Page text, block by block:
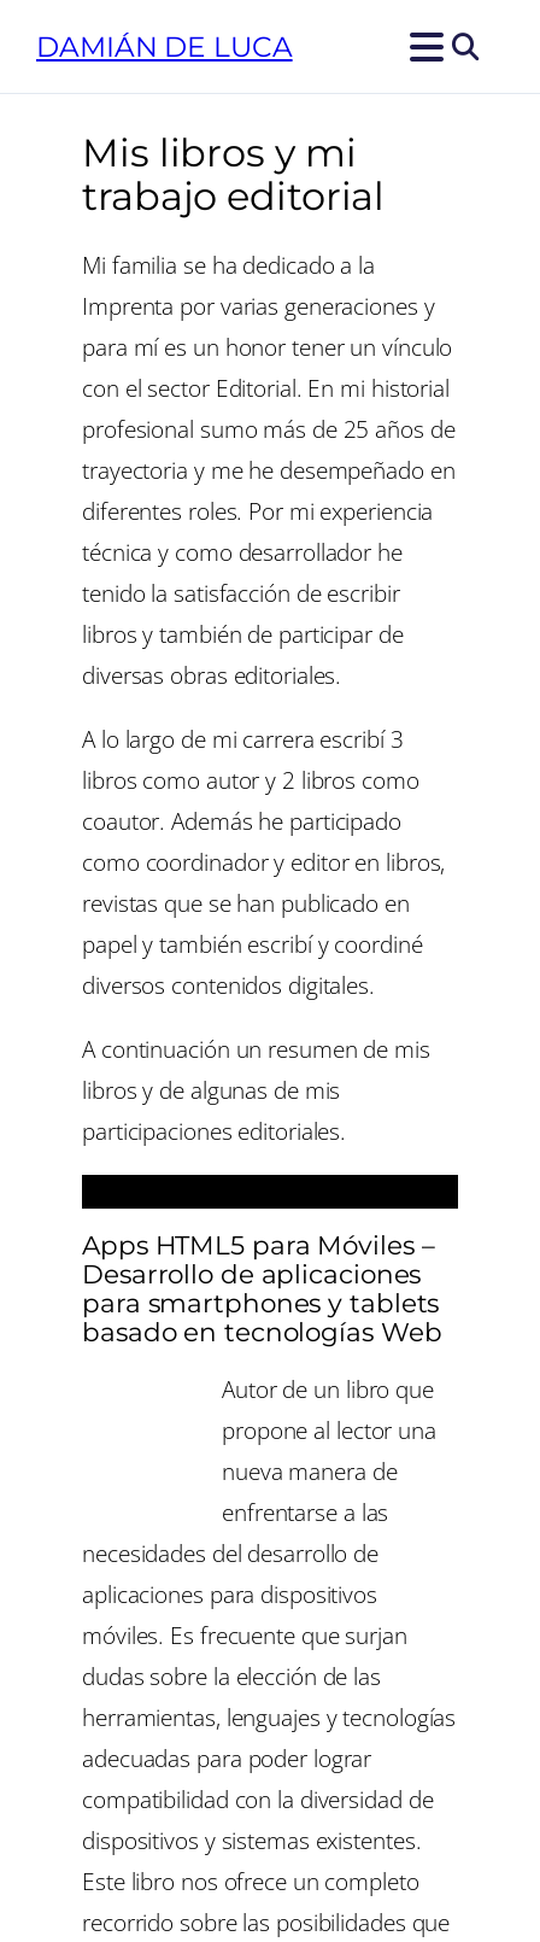
DAMIÁN DE LUCA
Mis libros y mi
trabajo editorial
Mi familia se ha dedicado a la
Imprenta por varias generaciones y
para mí es un honor tener un vínculo
con el sector Editorial. En mi historial
profesional sumo más de 25 años de
trayectoria y me he desempeñado en
diferentes roles. Por mi experiencia
técnica y como desarrollador he
tenido la satisfacción de escribir
libros y también de participar de
diversas obras editoriales.
A lo largo de mi carrera escribí 3
libros como autor y 2 libros como
coautor. Además he participado
como coordinador y editor en libros,
revistas que se han publicado en
papel y también escribí y coordiné
diversos contenidos digitales.
A continuación un resumen de mis
libros y de algunas de mis
participaciones editoriales.
Apps HTML5 para Móviles –
Desarrollo de aplicaciones
para smartphones y tablets
basado en tecnologías Web
Autor de un libro que
propone al lector una
nueva manera de
enfrentarse a las
necesidades del desarrollo de
aplicaciones para dispositivos
móviles. Es frecuente que surjan
dudas sobre la elección de las
herramientas, lenguajes y tecnologías
adecuadas para poder lograr
compatibilidad con la diversidad de
dispositivos y sistemas existentes.
Este libro nos ofrece un completo
recorrido sobre las posibilidades que